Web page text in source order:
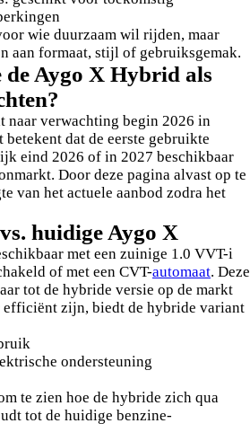
wie duurzaam wil rijden, maar
aan formaat, stijl of gebruiksgemak.
Aygo X Hybrid als
naar verwachting begin 2026 in
dat de eerste gebruikte
eind 2026 of in 2027 beschikbaar
Door deze pagina alvast op te
van het actuele aanbod zodra het
huidige Aygo X
met een zuinige 1.0 VVT-i
of met een CVT-automaat. Deze
tot de hybride versie op de markt
efficiënt zijn, biedt de hybride variant
ondersteuning
te zien hoe de hybride zich qua
tot de huidige benzine-